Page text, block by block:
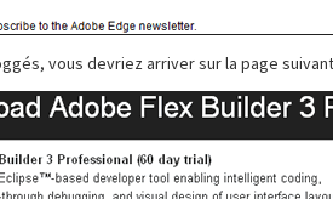
vous devriez arriver sur la page